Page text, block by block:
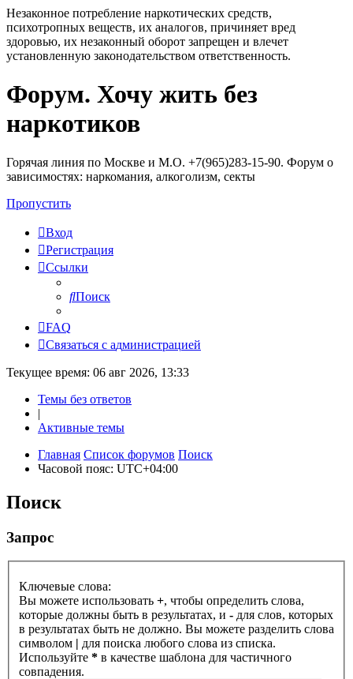
Незаконное потребление наркотических средств,
психотропных веществ, их аналогов, причиняет вред
здоровью, их незаконный оборот запрещен и влечет
установленную законодательством ответственность.
Регистрация
Форум. Хочу жить без
наркотиков
Горячая линия по Москве и М.О. +7(965)283-15-90. Форум о
зависимостях: наркомания, алкоголизм, секты
Пропустить
Вход
Регистрация
Ссылки
Поиск
FAQ
Связаться с администрацией
Текущее время: 06 авг 2026, 13:33
Темы без ответов
|
Активные темы
Главная Список форумов Поиск
Часовой пояс: UTC+04:00
Поиск
Запрос
Ключевые слова:
Вы можете использовать +, чтобы определить слова,
которые должны быть в результатах, и - для слов, которых
в результатах быть не должно. Вы можете разделить слова
символом | для поиска любого слова из списка.
Используйте * в качестве шаблона для частичного
совпадения.